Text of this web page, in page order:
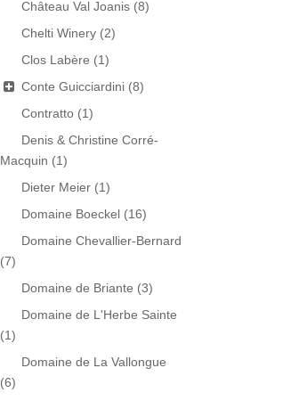
Château Val Joanis (8)
Chelti Winery (2)
Clos Labère (1)
Conte Guicciardini (8)
Contratto (1)
Denis & Christine Corré-
Macquin (1)
Dieter Meier (1)
Domaine Boeckel (16)
Domaine Chevallier-Bernard
(7)
Domaine de Briante (3)
Domaine de L'Herbe Sainte
(1)
Domaine de La Vallongue
(6)